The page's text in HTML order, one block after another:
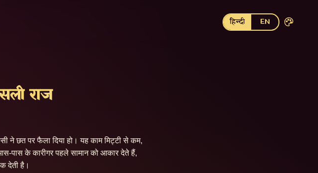
हिन्दी EN
राज
ने छत पर फैला दिया हो। यह काम मिट्टी से कम,
पास के कारीगर पहले सामान को आकार देते हैं,
देती है।